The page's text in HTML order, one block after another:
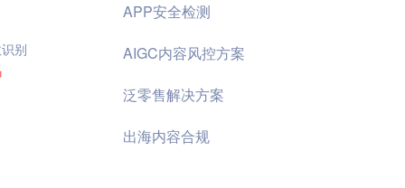
控
别
APP安全检测
AIGC内容风控方案
泛零售解决方案
出海内容合规